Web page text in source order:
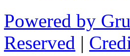
Powered by
Reserved |